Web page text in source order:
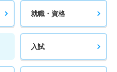
就職・資格
入試